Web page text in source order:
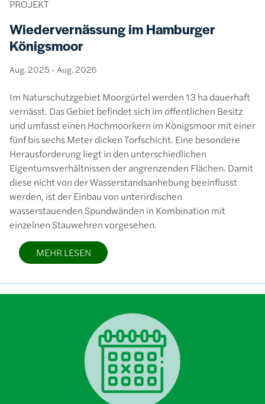
PROJEKT
Wiedervernässung im Hamburger
Königsmoor
Aug. 2025 - Aug. 2026
Im Naturschutzgebiet Moorgürtel werden 13 ha dauerhaft
vernässt. Das Gebiet befindet sich im öffentlichen Besitz
und umfasst einen Hochmoorkern im Königsmoor mit einer
fünf bis sechs Meter dicken Torfschicht. Eine besondere
Herausforderung liegt in den unterschiedlichen
Eigentumsverhältnissen der angrenzenden Flächen. Damit
diese nicht von der Wasserstandsanhebung beeinflusst
werden, ist der Einbau von unterirdischen
wasserstauenden Spundwänden in Kombination mit
einzelnen Stauwehren vorgesehen.
MEHR LESEN